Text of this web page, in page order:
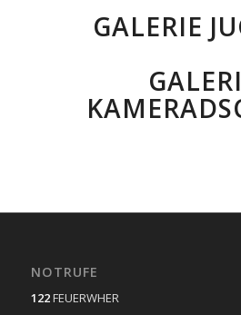
GALERIE
NOTRUFE
122FEUERWHER